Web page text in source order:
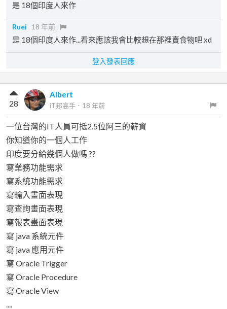
是 18個印度人來作
Ruei 18 年前
是 18個印度人來作...看來應該我會比較想在那裡賣食物吧 xd
登入發表回應
Albert
iT邦高手 ． 18 年前
28
一位台灣的IT人員可抵2.5位阿三的薪資
你知道你的一個人工作
印度要分給幾個人做嗎 ??
寫業務功能需求
寫系統功能需求
寫輸入畫面表現
寫查詢畫面表現
寫報表畫面表現
寫 java 系統元件
寫 java 應用元件
寫 Oracle Trigger
寫 Oracle Procedure
寫 Oracle View
....